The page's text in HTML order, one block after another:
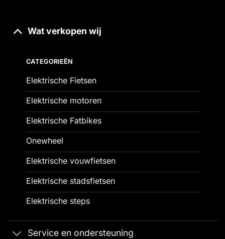
Wat verkopen wij
CATEGORIEËN
Elektrische Fietsen
Elektrische motoren
Elektrische Fatbikes
Onewheel
Elektrische vouwfietsen
Elektrische stadsfietsen
Elektrische steps
Service en ondersteuning